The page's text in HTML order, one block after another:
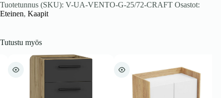
Tuotetunnus (SKU): V-UA-VENTO-G-25/72-CRAFT Osastot:
Eteinen, Kaapit
Tutustu myös